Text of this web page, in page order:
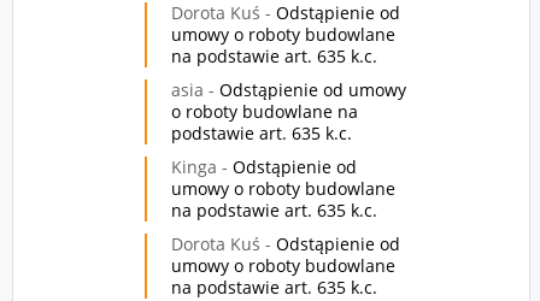
Dorota Kuś - Odstąpienie od
umowy o roboty budowlane
na podstawie art. 635 k.c.
asia - Odstąpienie od umowy
o roboty budowlane na
podstawie art. 635 k.c.
Kinga - Odstąpienie od
umowy o roboty budowlane
na podstawie art. 635 k.c.
Dorota Kuś - Odstąpienie od
umowy o roboty budowlane
na podstawie art. 635 k.c.